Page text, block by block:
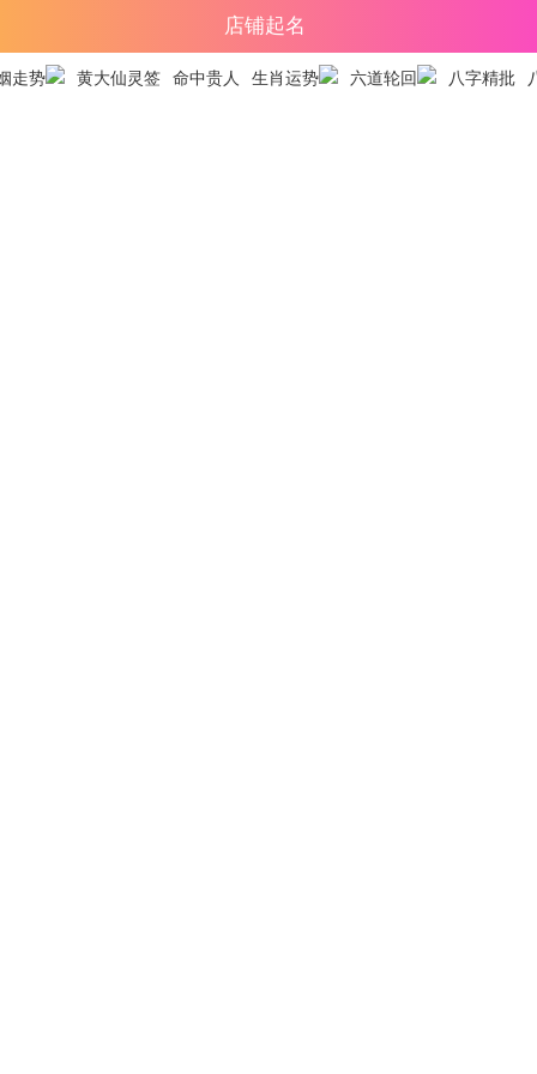
店铺起名
走势 黄大仙灵签 命中贵人 生肖运势 六道轮回 八字精批